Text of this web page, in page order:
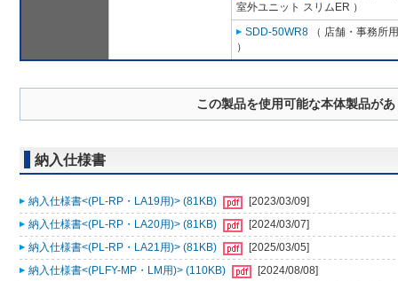
室外ユニット スリムER ）
SDD-50WR8 （ 店舗・事務所
）
この製品を使用可能な本体製品が
納入仕様書
納入仕様書<(PL-RP・LA19用)> (81KB)
[2023/03/09]
納入仕様書<(PL-RP・LA20用)> (81KB)
[2024/03/07]
納入仕様書<(PL-RP・LA21用)> (81KB)
[2025/03/05]
納入仕様書<(PLFY-MP・LM用)> (110KB)
[2024/08/08]